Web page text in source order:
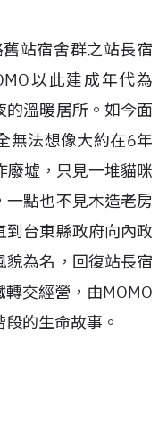
站宿舍群之站長宿
以此建成年代為
溫暖居所。如今面
無法想像大約在6年
廢墟，只見一堆貓咪
一點也不見木造老房
到台東縣政府向內政
貌為名，回復站長宿
交經營，由MOMO
的生命故事。